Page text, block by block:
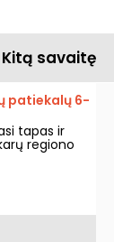
Kitą savaitę
patiekalų 6-
tapas ir
regiono